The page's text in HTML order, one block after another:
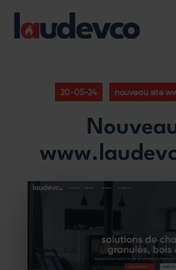
20-05-24 nouveau site